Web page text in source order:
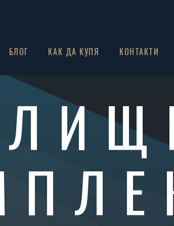
БЛОГ КАК ДА КУПЯ КОНТАКТИ